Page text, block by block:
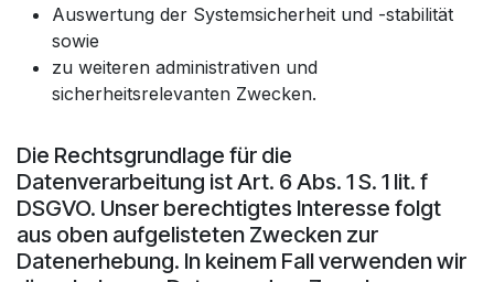
Auswertung der Systemsicherheit und -stabilität
sowie
zu weiteren administrativen und
sicherheitsrelevanten Zwecken.
Die Rechtsgrundlage für die
Datenverarbeitung ist Art. 6 Abs. 1 S. 1 lit. f
DSGVO. Unser berechtigtes Interesse folgt
aus oben aufgelisteten Zwecken zur
Datenerhebung. In keinem Fall verwenden wir